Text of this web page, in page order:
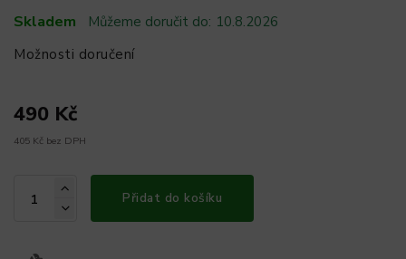
Skladem Můžeme doručit do: 10.8.2026
Možnosti doručení
490 Kč
405 Kč bez DPH
Přidat do košíku